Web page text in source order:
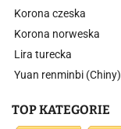
Korona czeska
Korona norweska
Lira turecka
Yuan renminbi (Chiny)
TOP KATEGORIE